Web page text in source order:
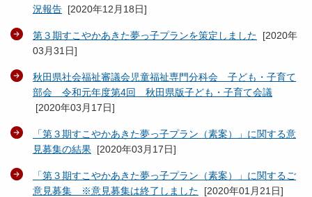
況報告 [2020年12月18日]
第３期すこやかあきた夢っ子プランを策定しました [2020年
03月31日]
秋田県社会福祉審議会児童福祉専門分科会 子ども・子育て
部会 令和元年度第4回 秋田県版子ども・子育て会議
[2020年03月17日]
「第３期すこやかあきた夢っ子プラン（素案）」に関する意
見募集の結果 [2020年03月17日]
「第３期すこやかあきた夢っ子プラン（素案）」に関するご
意見募集 ※意見募集は終了しました [2020年01月21日]